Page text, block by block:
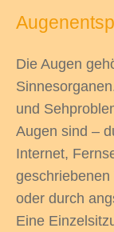
Die Augen
und
Augen sind –
Internet,
geschriebenen
oder durch
Eine